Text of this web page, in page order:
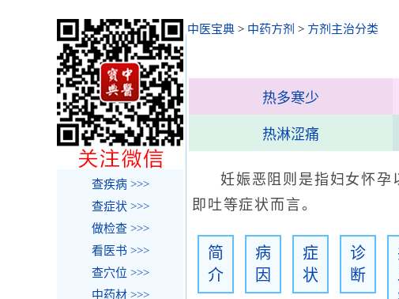
中医宝典 > 中药方剂 > 方剂主治分类
热多寒少
热淋涩痛
妊娠恶阻则是指妇女怀孕
即吐等症状而言。
简
介
病
因
症
状
诊
断
查疾病 >>>
查症状 >>>
做检查 >>>
看医书 >>>
查穴位 >>>
中药材 >>>